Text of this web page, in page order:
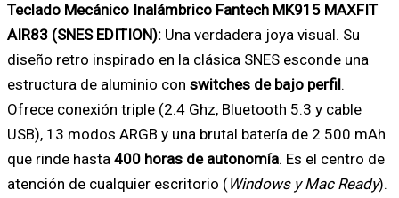
Teclado Mecánico Inalámbrico Fantech MK915 MAXFIT
AIR83 (SNES EDITION): Una verdadera joya visual. Su
diseño retro inspirado en la clásica SNES esconde una
estructura de aluminio con switches de bajo perfil.
Ofrece conexión triple (2.4 Ghz, Bluetooth 5.3 y cable
USB), 13 modos ARGB y una brutal batería de 2.500 mAh
que rinde hasta 400 horas de autonomía. Es el centro de
atención de cualquier escritorio (Windows y Mac Ready).